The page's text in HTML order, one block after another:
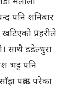
पनि शनिबार
खटिएको प्रहरीले
साथै डडेल्धुरा
भट्ट पनि
पक्राउ परेका